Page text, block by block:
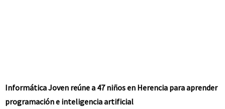
Informática Joven reúne a 47 niños en Herencia para aprender
programación e inteligencia artificial